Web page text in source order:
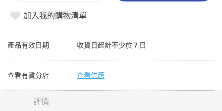
加入我的購物清單
產品有效日期 收貨日起計不少於 7 日
查看有貨分店 查看供應
評價